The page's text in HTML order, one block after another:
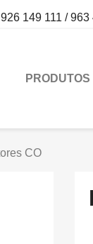
149 111 / 963
PRODUTOS
CO